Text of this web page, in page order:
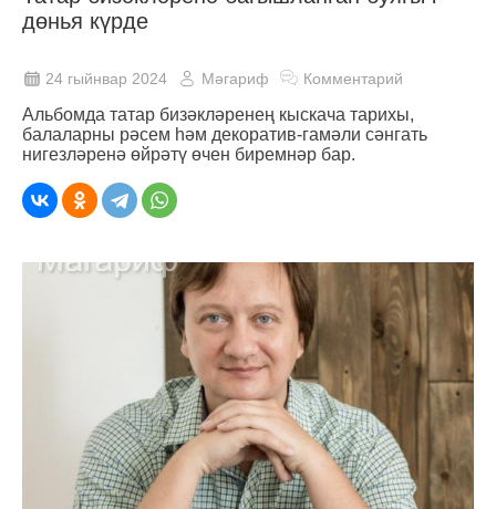
дөнья күрде
24 гыйнвар 2024 Мәгариф Комментарий
Альбомда татар бизәкләренең кыскача тарихы,
балаларны рәсем һәм декоратив-гамәли сәнгать
нигезләренә өйрәтү өчен биремнәр бар.